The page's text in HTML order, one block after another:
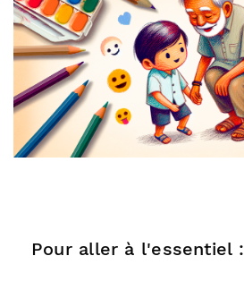
Pour aller à l'essentiel :